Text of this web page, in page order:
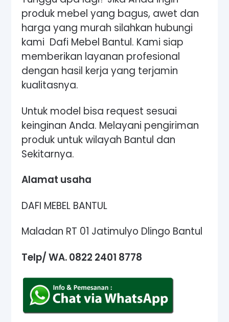
produk mebel yang bagus, awet dan
harga yang murah silahkan hubungi
kami Dafi Mebel Bantul. Kami siap
memberikan layanan profesional
dengan hasil kerja yang terjamin
kualitasnya.
Untuk model bisa request sesuai
keinginan Anda. Melayani pengiriman
produk untuk wilayah Bantul dan
Sekitarnya.
Alamat usaha
DAFI MEBEL BANTUL
Maladan RT 01 Jatimulyo Dlingo Bantul
Telp/ WA. 0822 2401 8778